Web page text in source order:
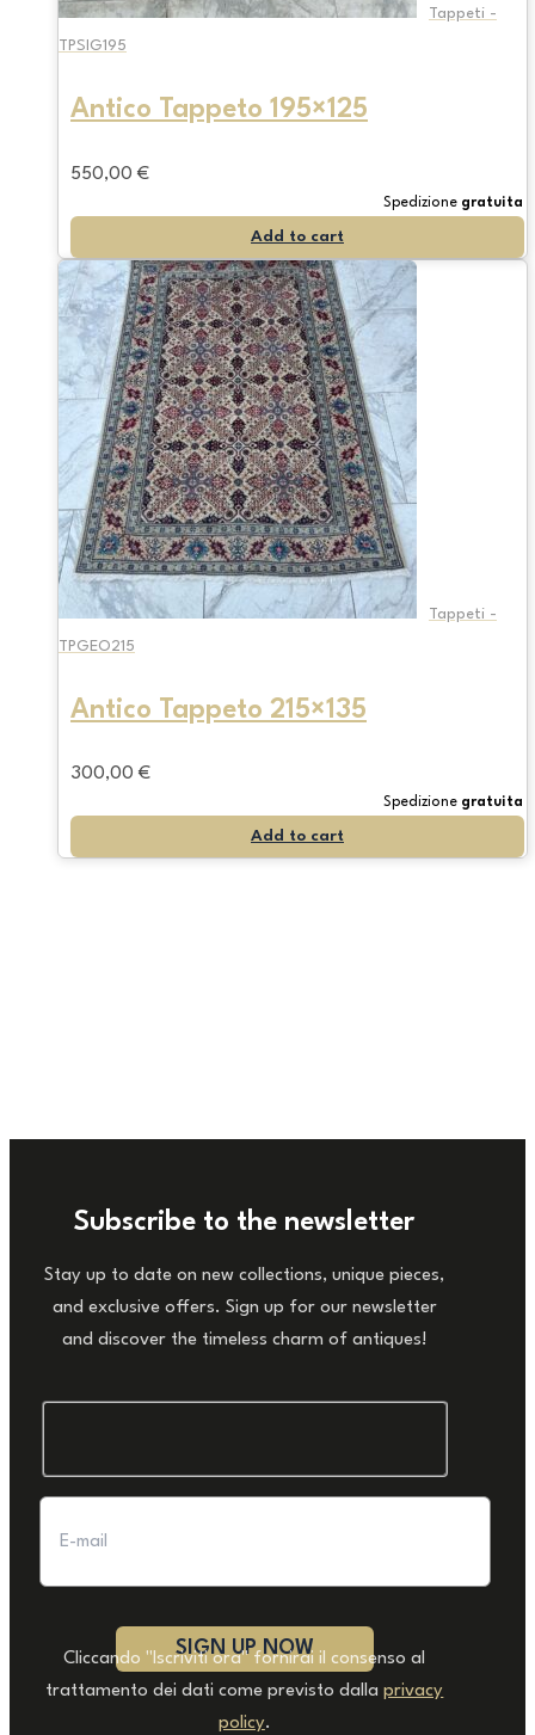
Tappeti -
TPSIG195
Antico Tappeto 195×125
550,00 €
Spedizione gratuita
Add to cart
Tappeti -
TPGEO215
Antico Tappeto 215×135
300,00 €
Spedizione gratuita
Add to cart
Subscribe to the newsletter
Stay up to date on new collections, unique pieces,
and exclusive offers. Sign up for our newsletter
and discover the timeless charm of antiques!
Cliccando "Iscriviti ora" fornirai il consenso al
trattamento dei dati come previsto dallaprivacy
policy.